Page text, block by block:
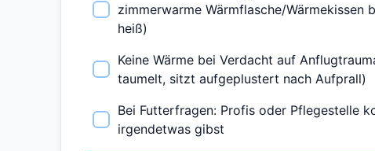
zimmerwarme Wärmflasche/Wärmekissen
heiß)
Keine Wärme bei Verdacht auf
taumelt, sitzt aufgeplustert nach Aufprall)
Bei Futterfragen: Profis oder Pflegestelle
irgendetwas gibst